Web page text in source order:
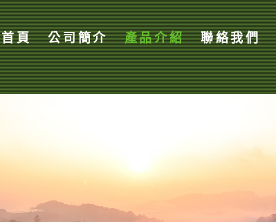
首頁 公司簡介 產品介紹 聯絡我們